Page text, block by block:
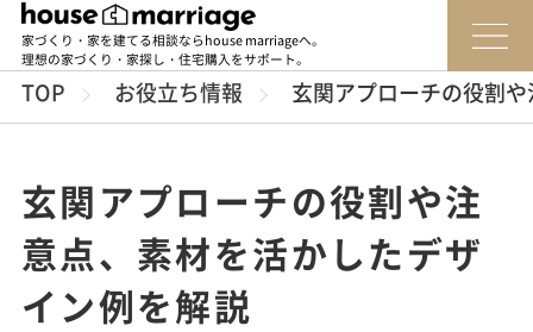
家づくり・家を建てる相談ならhouse marriageへ。
理想の家づくり・家探し・住宅購入をサポート。
TOP お役立ち情報 玄関アプローチの役割
玄関アプローチの役割や注
意点、素材を活かしたデザ
イン例を解説